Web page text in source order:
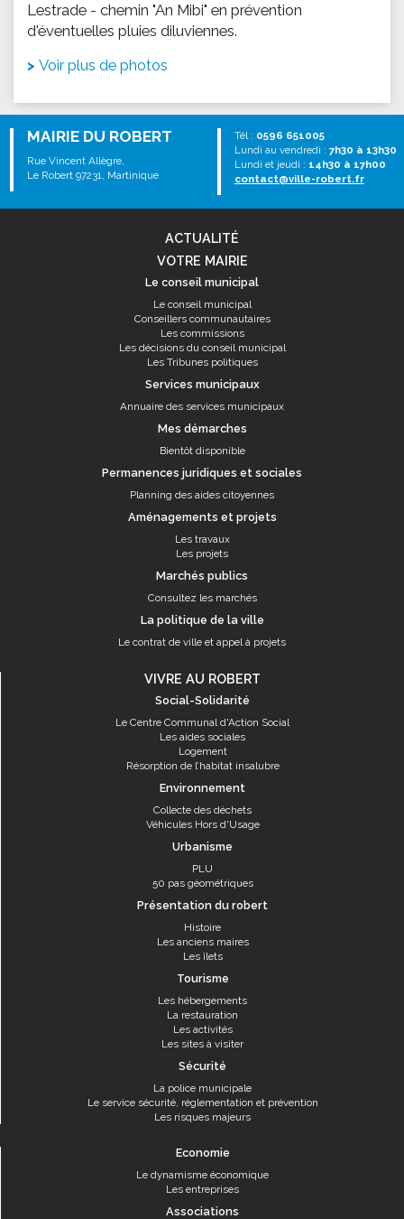
Lestrade - chemin "An Mibi" en prévention
d'éventuelles pluies diluviennes.
Voir plus de photos
MAIRIE DU ROBERT
Rue Vincent Allègre,
Le Robert 97231, Martinique
Tél : 0596 651005
Lundi au vendredi : 7h30 à 13h30
Lundi et jeudi : 14h30 à 17h00
contact@ville-robert.fr
ACTUALITÉ
VOTRE MAIRIE
Le conseil municipal
Le conseil municipal
Conseillers communautaires
Les commissions
Les décisions du conseil municipal
Les Tribunes politiques
Services municipaux
Annuaire des services municipaux
Mes démarches
Bientôt disponible
Permanences juridiques et sociales
Planning des aides citoyennes
Aménagements et projets
Les travaux
Les projets
Marchés publics
Consultez les marchés
La politique de la ville
Le contrat de ville et appel à projets
VIVRE AU ROBERT
Social-Solidarité
Le Centre Communal d'Action Social
Les aides sociales
Logement
Résorption de l’habitat insalubre
Environnement
Collecte des déchets
Véhicules Hors d'Usage
Urbanisme
PLU
50 pas géométriques
Présentation du robert
Histoire
Les anciens maires
Les îlets
Tourisme
Les hébergements
La restauration
Les activités
Les sites à visiter
Sécurité
La police municipale
Le service sécurité, réglementation et prévention
Les risques majeurs
Economie
Le dynamisme économique
Les entreprises
Associations